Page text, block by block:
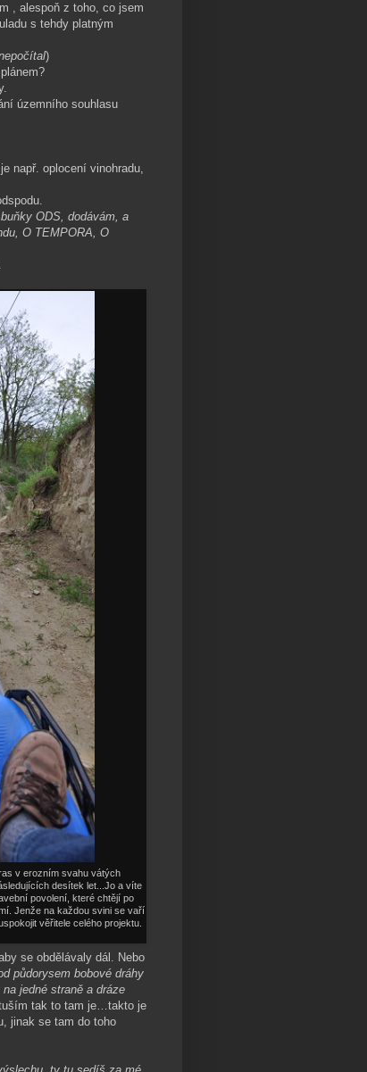
, alespoň z toho, co jsem
s tehdy platným
)
územního souhlasu
např. oplocení vinohradu,
ODS, dodávám, a
O TEMPORA, O
v erozním svahu vátých
desítek let...Jo a víte
povolení, které chtějí po
Jenže na každou svini se vaří
věřitele celého projektu.
se obdělávaly dál. Nebo
půdorysem bobové dráhy
jedné straně a dráze
tak to tam je…takto je
jinak se tam do toho